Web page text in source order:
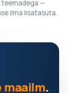
teemadega —
ilma lisatasuta.
.